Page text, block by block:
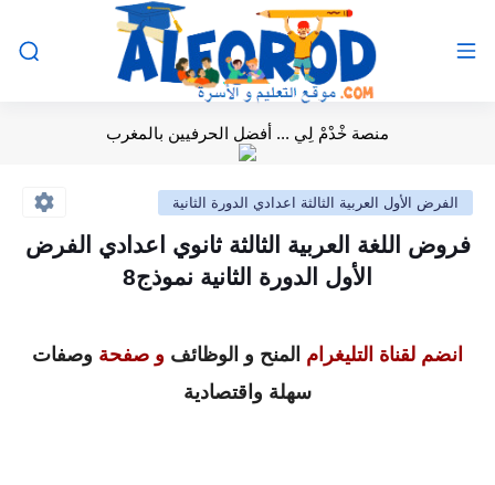
منصة خْدْمْ لِي ... أفضل الحرفيين بالمغرب
الفرض الأول العربية الثالثة اعدادي الدورة الثانية
فروض اللغة العربية الثالثة ثانوي اعدادي الفرض
الأول الدورة الثانية نموذج8
انضم لقناة التليغرام المنح و الوظائف و صفحة وصفات
سهلة واقتصادية